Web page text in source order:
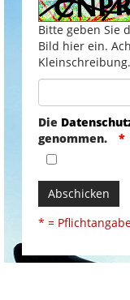
Bitte geben Sie
Bild hier ein.
Kleinschreibung.
Die
genommen.
Abschicken
* =